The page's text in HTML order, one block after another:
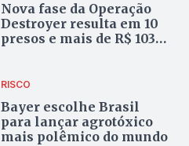
Nova fase da Operação
Destroyer resulta em 10
presos e mais de R$ 103
RISCO
Bayer escolhe Brasil
para lançar agrotóxico
mais polêmico do mundo